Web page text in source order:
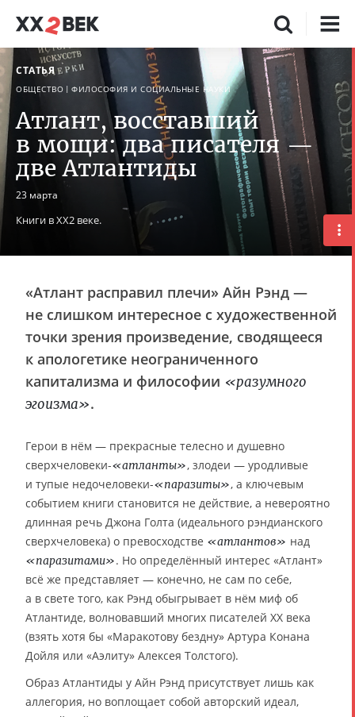
СТАТЬЯ
ОБЩЕСТВО ФИЛОСОФИЯ И СОЦИАЛЬНЫЕ НАУКИ
Атлант, восставший
в мощи: два писателя —
две Атлантиды
23 марта
Книги в ХХ2 веке.
«Атлант расправил плечи» Айн Рэнд —
не слишком интересное с художественной
точки зрения произведение, сводящееся
к апологетике неограниченного
капитализма и философии «разумного
эгоизма».
Герои в нём — прекрасные телесно и душевно
сверхчеловеки-«атланты», злодеи — уродливые
и тупые недочеловеки-«паразиты», а ключевым
событием книги становится не действие, а невероятно
длинная речь Джона Голта (идеального рэндианского
сверхчеловека) о превосходстве «атлантов» над
«паразитами». Но определённый интерес «Атлант»
всё же представляет — конечно, не сам по себе,
а в свете того, как Рэнд обыгрывает в нём миф об
Атлантиде, волновавший многих писателей XX века
(взять хотя бы «Маракотову бездну» Артура Конана
Дойля или «Аэлиту» Алексея Толстого).
Образ Атлантиды у Айн Рэнд присутствует лишь как
аллегория, но воплощает собой авторский идеал,